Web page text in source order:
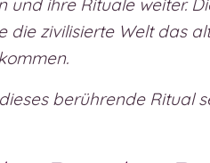
und ihre Rituale weiter.
zivilisierte Welt das
berührende Ritual